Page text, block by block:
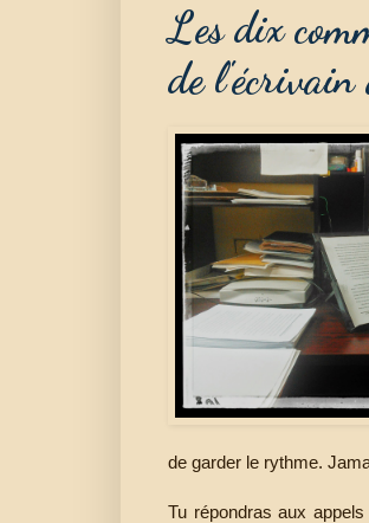
Les dix
de l'écrivain
de garder le rythme.
Tu répondras aux